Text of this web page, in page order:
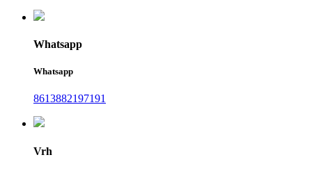
Whatsapp
Whatsapp
8613882197191
Vrh